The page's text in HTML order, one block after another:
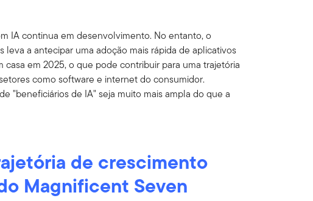
IA continua em desenvolvimento. No entanto, o
a antecipar uma adoção mais rápida de aplicativos
casa em 2025, o que pode contribuir para uma trajetória
como software e internet do consumidor.
"beneficiários de IA" seja muito mais ampla do que a
de crescimento
Magnificent Seven